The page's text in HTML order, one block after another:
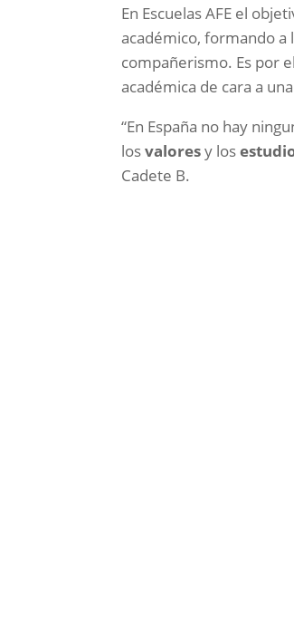
En Escuelas AFE el
académico, formando
compañerismo. Es por
académica de cara a
“En España no hay
losvaloresy los
Cadete B.